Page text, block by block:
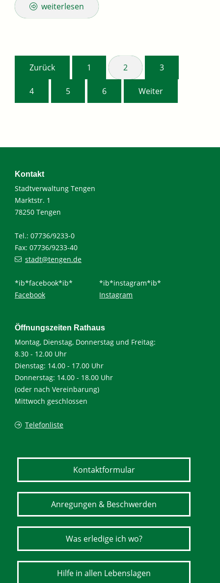
weiterlesen
Zurück 1 2 3
4 5 6 Weiter
Kontakt
Stadtverwaltung Tengen
Marktstr. 1
78250 Tengen
Tel.: 07736/9233-0
Fax: 07736/9233-40
stadt@tengen.de
*ib*facebook*ib*
Facebook
*ib*instagram*ib*
Instagram
Öffnungszeiten Rathaus
Montag, Dienstag, Donnerstag und Freitag:
8.30 - 12.00 Uhr
Dienstag: 14.00 - 17.00 Uhr
Donnerstag: 14.00 - 18.00 Uhr
(oder nach Vereinbarung)
Mittwoch geschlossen
Telefonliste
Kontaktformular
Anregungen & Beschwerden
Was erledige ich wo?
Hilfe in allen Lebenslagen